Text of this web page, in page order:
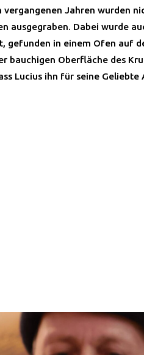
vergangenen Jahren wurden
ausgegraben. Dabei wurde
gefunden in einem Ofen auf
bauchigen Oberfläche des
Lucius ihn für seine